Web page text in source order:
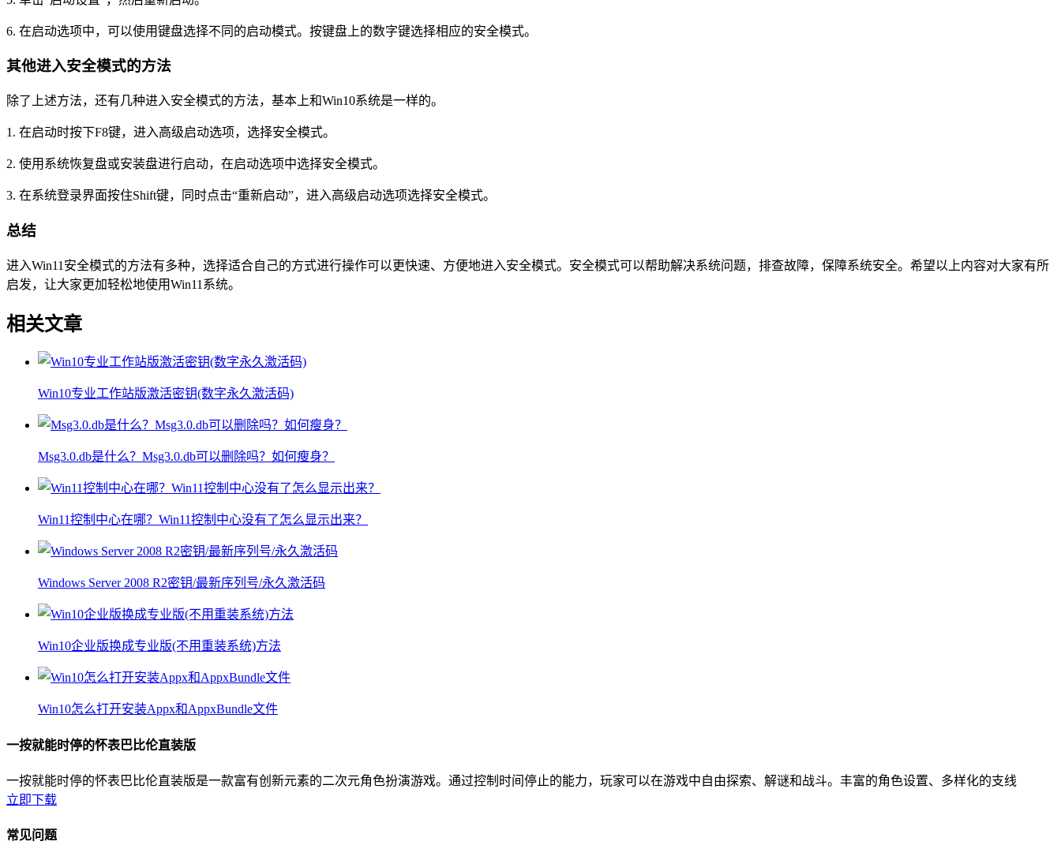
6. 在启动选项中，可以使用键盘选择不同的启动模式。按键盘上的数字键选择相应的安全模式。
其他进入安全模式的方法
除了上述方法，还有几种进入安全模式的方法，基本上和Win10系统是一样的。
1. 在启动时按下F8键，进入高级启动选项，选择安全模式。
2. 使用系统恢复盘或安装盘进行启动，在启动选项中选择安全模式。
3. 在系统登录界面按住Shift键，同时点击“重新启动”，进入高级启动选项选择安全模式。
总结
进入Win11安全模式的方法有多种，选择适合自己的方式进行操作可以更快速、方便地进入安全模式。安全模式可以帮助解决系统问题，排查故障，保障系统安全。希望以上内容对大家有所
启发，让大家更加轻松地使用Win11系统。
相关文章
Win10专业工作站版激活密钥(数字永久激活码)
Msg3.0.db是什么？Msg3.0.db可以删除吗？如何瘦身？
Win11控制中心在哪？Win11控制中心没有了怎么显示出来？
Windows Server 2008 R2密钥/最新序列号/永久激活码
Win10企业版换成专业版(不用重装系统)方法
Win10怎么打开安装Appx和AppxBundle文件
一按就能时停的怀表巴比伦直装版
一按就能时停的怀表巴比伦直装版是一款富有创新元素的二次元角色扮演游戏。通过控制时间停止的能力，玩家可以在游戏中自由探索、解谜和战斗。丰富的角色设置、多样化的支线
立即下载
常见问题